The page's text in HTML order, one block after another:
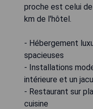
proche est celui
km de l'hôtel.
- Hébergement
spacieuses
- Installations
intérieure et un
- Restaurant sur
cuisine